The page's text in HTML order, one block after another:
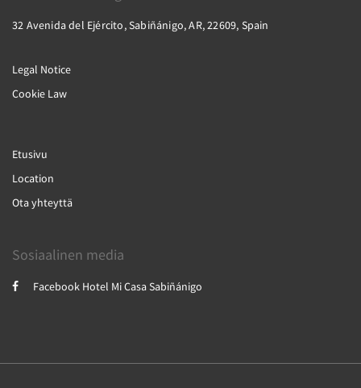
32 Avenida del Ejército, Sabiñánigo, AR, 22609, Spain
Legal Notice
Cookie Law
Etusivu
Location
Ota yhteyttä
Sosiaalinen media
Facebook Hotel Mi Casa Sabiñánigo